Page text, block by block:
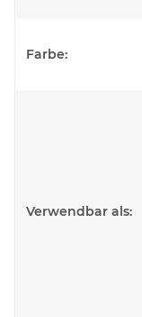
Farbe:
Verwendbar als: